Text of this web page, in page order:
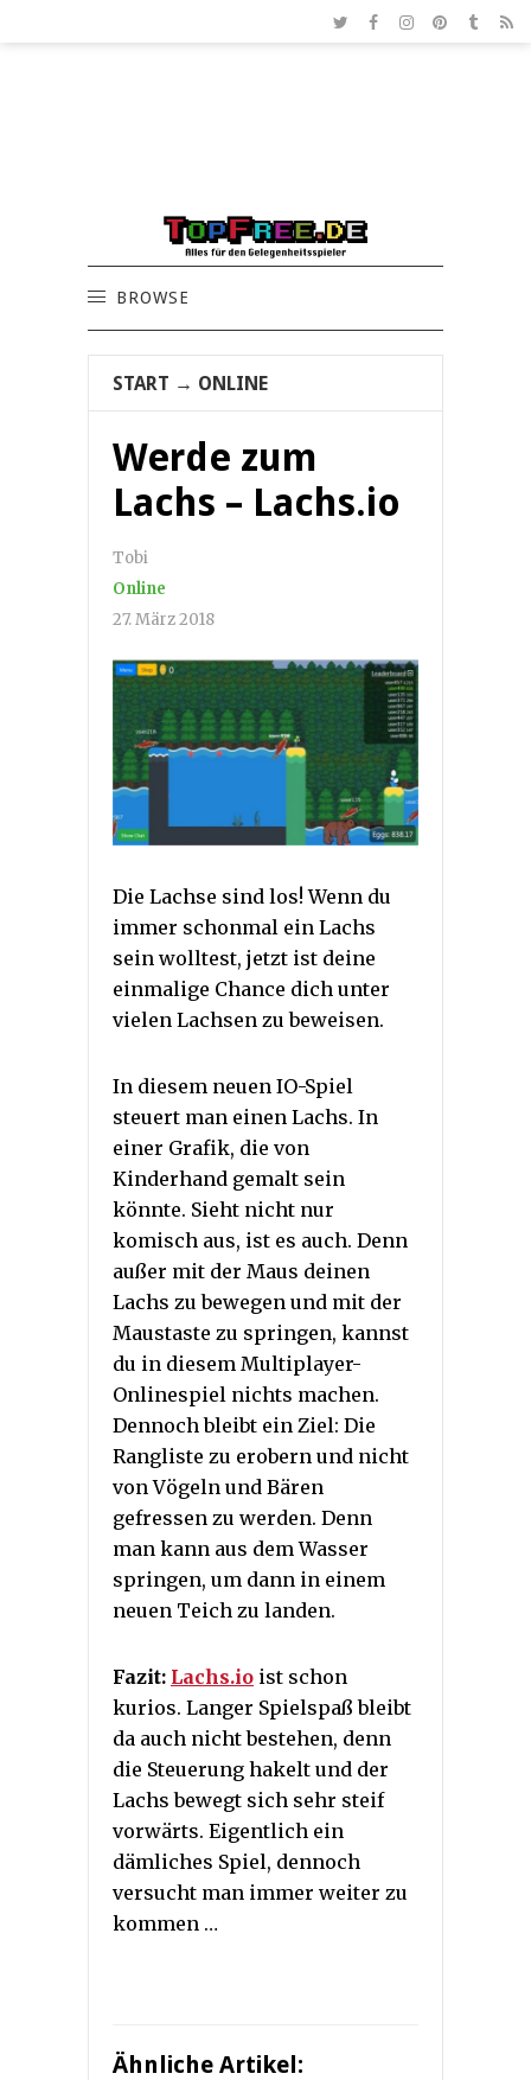
BROWSE
START → ONLINE
Werde zum
Lachs – Lachs.io
Tobi
Online
27. März 2018
Die Lachse sind los! Wenn du
immer schonmal ein Lachs
sein wolltest, jetzt ist deine
einmalige Chance dich unter
vielen Lachsen zu beweisen.
In diesem neuen IO-Spiel
steuert man einen Lachs. In
einer Grafik, die von
Kinderhand gemalt sein
könnte. Sieht nicht nur
komisch aus, ist es auch. Denn
außer mit der Maus deinen
Lachs zu bewegen und mit der
Maustaste zu springen, kannst
du in diesem Multiplayer-
Onlinespiel nichts machen.
Dennoch bleibt ein Ziel: Die
Rangliste zu erobern und nicht
von Vögeln und Bären
gefressen zu werden. Denn
man kann aus dem Wasser
springen, um dann in einem
neuen Teich zu landen.
Fazit: Lachs.io ist schon
kurios. Langer Spielspaß bleibt
da auch nicht bestehen, denn
die Steuerung hakelt und der
Lachs bewegt sich sehr steif
vorwärts. Eigentlich ein
dämliches Spiel, dennoch
versucht man immer weiter zu
kommen …
Ähnliche Artikel: